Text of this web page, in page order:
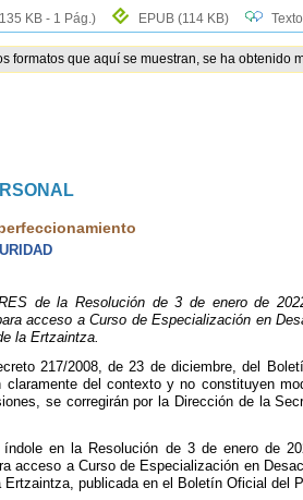
KB - 1 Pág.) EPUB (114 KB)
formatos que aquí se muestran, se ha
de la Resolución de 3 de enero de
acceso a Curso de Especialización en
la Ertzaintza.
217/2008, de 23 de diciembre, del
claramente del contexto y no constituyen
se corregirán por la Dirección de la
en la Resolución de 3 de enero de
acceso a Curso de Especialización en
publicada en el Boletín Oficial del